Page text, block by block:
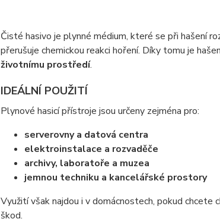
Čisté hasivo je plynné médium, které se při hašení
přerušuje chemickou reakci hoření. Díky tomu je
životnímu prostředí.
IDEÁLNÍ POUŽITÍ
Plynové hasicí přístroje jsou určeny zejména pro:
serverovny a datová centra
elektroinstalace a rozvaděče
archivy, laboratoře a muzea
jemnou techniku a kancelářské prostory
Využití však najdou i v domácnostech, pokud chcete
škod.